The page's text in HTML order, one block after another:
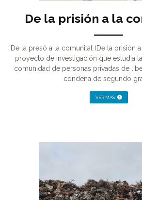
De la prisión a la
De la presó a la comunitat (De la prisión
proyecto de investigación que estudia
comunidad de personas privadas de
condena de segundo
VER MÁS